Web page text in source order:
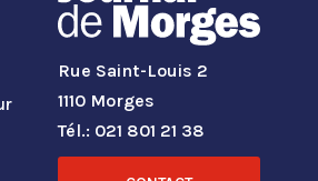
Rue Saint-Louis 2
1110 Morges
Tél.: 021 801 21 38